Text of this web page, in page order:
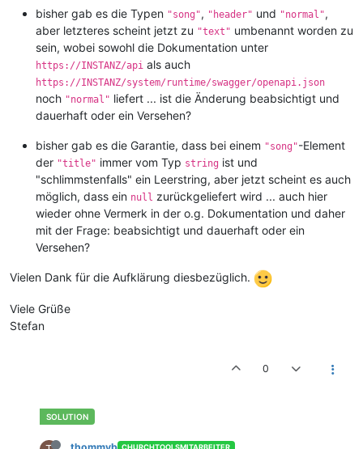
bisher gab es die Typen "song", "header" und "normal",
aber letzteres scheint jetzt zu "text" umbenannt worden zu
sein, wobei sowohl die Dokumentation unter
https://INSTANZ/api als auch
https://INSTANZ/system/runtime/swagger/openapi.json
noch "normal" liefert ... ist die Änderung beabsichtigt und
dauerhaft oder ein Versehen?
bisher gab es die Garantie, dass bei einem "song"-Element
der "title" immer vom Typ string ist und
"schlimmstenfalls" ein Leerstring, aber jetzt scheint es auch
möglich, dass ein null zurückgeliefert wird ... auch hier
wieder ohne Vermerk in der o.g. Dokumentation und daher
mit der Frage: beabsichtigt und dauerhaft oder ein
Versehen?
Vielen Dank für die Aufklärung diesbezüglich.
Viele Grüße
Stefan
0